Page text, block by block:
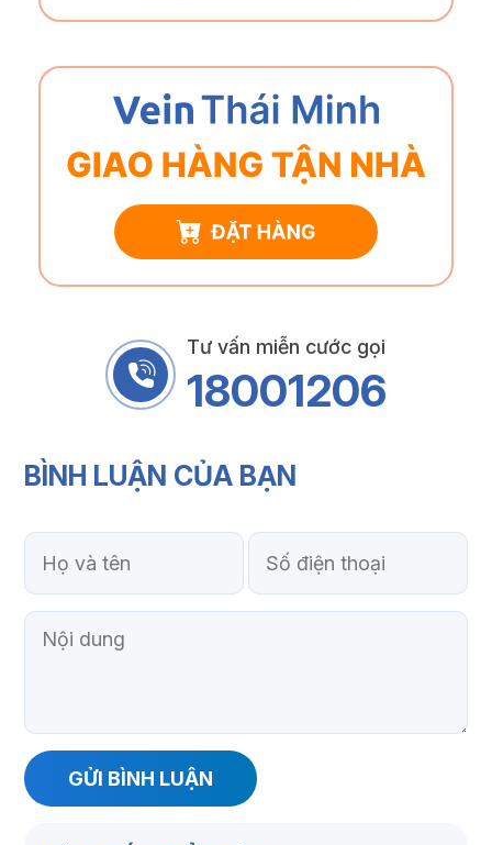
Tư vấn miễn cước gọi
18001206
BÌNH LUẬN CỦA BẠN